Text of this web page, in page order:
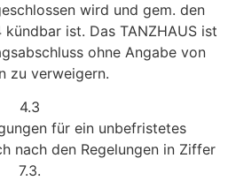
wird und gem. den
ist. Das TANZHAUS ist
ohne Angabe von
zu verweigern.
4.3
für ein unbefristetes
nach den Regelungen in Ziffer
7.3.